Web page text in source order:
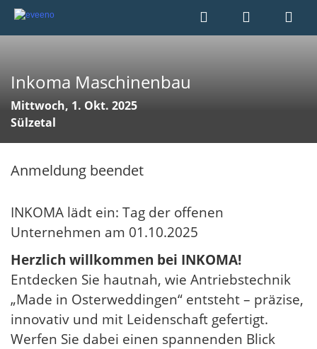
Inkoma Maschinenbau
Mittwoch, 1. Okt. 2025
Sülzetal
Anmeldung beendet
INKOMA lädt ein: Tag der offenen
Unternehmen am 01.10.2025
Herzlich willkommen bei INKOMA!
Entdecken Sie hautnah, wie Antriebstechnik
„Made in Osterweddingen“ entsteht – präzise,
innovativ und mit Leidenschaft gefertigt.
Werfen Sie dabei einen spannenden Blick